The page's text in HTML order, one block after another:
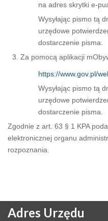
na adres skrytki e-
Wysyłając pismo tą
urzędowe
dostarczenie pisma.
Za pomocą aplikacji
https://www.gov.pl/
Wysyłając pismo tą
urzędowe
dostarczenie pisma.
Zgodnie z art. 63 § 1 KPA
elektronicznej organu
rozpoznania.
Adres Urzędu